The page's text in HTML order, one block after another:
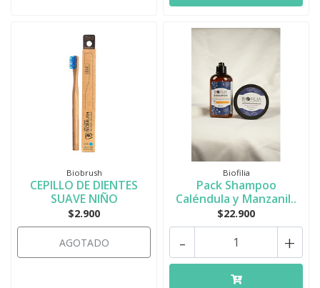
Biobrush
CEPILLO DE DIENTES
SUAVE NIÑO
$2.900
AGOTADO
Biofilia
Pack Shampoo
Caléndula y Manzanil..
$22.900
+
-